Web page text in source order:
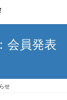
会員発表
せ